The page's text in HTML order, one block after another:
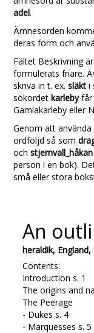
adel.
Ämnesorden
deras form och
Fältet Beskrivning
formulerats friare.
skriva in t. ex.släkti
sökordetkarlebyfår
Gamlakarleby eller
Genom att
ordföljd så som
ochstjernvall_håkan
person i en bok).
små eller stora
An
heraldik,
Contents:
Introduction s. 1
The origins and
The Peerage
- Dukes s. 4
- Marquesses s. 5